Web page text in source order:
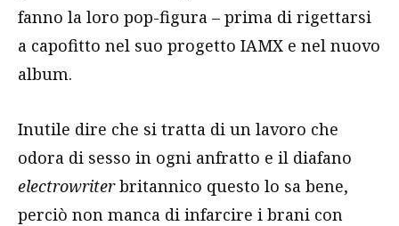
fanno la loro pop-figura – prima di rigettarsi
a capofitto nel suo progetto IAMX e nel nuovo
album.
Inutile dire che si tratta di un lavoro che
odora di sesso in ogni anfratto e il diafano
electrowriterbritannico questo lo sa bene,
perciò non manca di infarcire i brani con